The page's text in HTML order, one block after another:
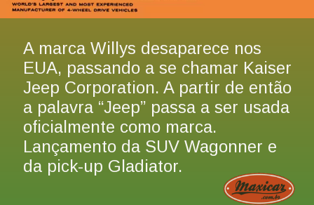
A marca Willys desaparece nos
EUA, passando a se chamar Kaiser
Jeep Corporation. A partir de então
a palavra “Jeep” passa a ser usada
oficialmente como marca.
Lançamento da SUV Wagonner e
da pick-up Gladiator.